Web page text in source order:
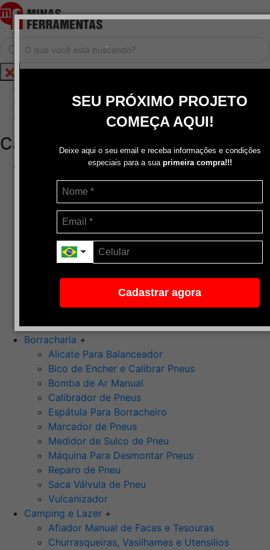
.
SEU PRÓXIMO PROJETO
COMEÇA AQUI!
Deixe aqui o seu email e receba informações e condições
especiais para a sua primeira compra!!!
Cadastrar agora
Cadastrar / Logar
Central de Atendimento
Categorias
Disco de Corte
Disco de Corte e Desbaste-Dupla Aplicação
Disco de Desbaste
Escovas de Aço
Escovas de Latão
Lixas
Pasta Para Assentar Válvula
Pedra de Afiar
Ponta Montada (Oxido de Alumínio)
Rebolos
Borracharia +
Alicate Para Balanceador
Bico de Encher e Calibrar Pneus
Bomba de Ar Manual
Calibrador de Pneus
Espátula Para Borracheiro
Marcador de Pneus
Medidor de Sulco de Pneu
Máquina Para Desmontar Pneus
Reparo de Pneu
Saca Válvula de Pneu
Vulcanizador
Camping e Lazer +
Afiador Manual de Facas e Tesouras
Churrasqueiras, Vasilhames e Utensilios